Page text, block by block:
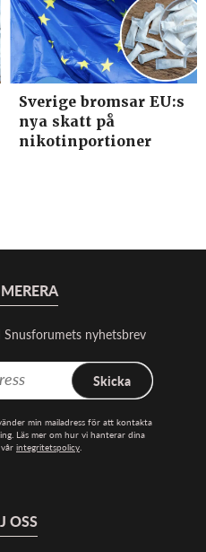
Sverige bromsar EU:s
nya skatt på
nikotinportioner
nyhetsbrev
Skicka
min mailadress för att kontakta
Läs mer om hur vi hanterar dina
integritetspolicy.
OSS